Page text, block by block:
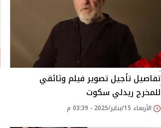
تفاصيل تأجيل تصوير فيلم وثائقي
للمخرج ريدلي سكوت
الأربعاء 15/يناير/2025 - 03:39 م